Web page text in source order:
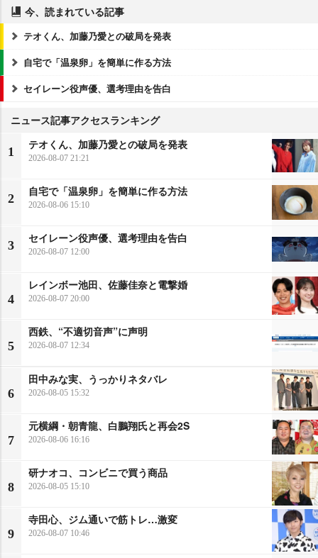
今、読まれている記事
テオくん、加藤乃愛との破局を発表
自宅で「温泉卵」を簡単に作る方法
セイレーン役声優、選考理由を告白
ニュース記事アクセスランキング
1
テオくん、加藤乃愛との破局を発表
2026-08-07 21:21
2
自宅で「温泉卵」を簡単に作る方法
2026-08-06 15:10
3
セイレーン役声優、選考理由を告白
2026-08-07 12:00
4
レインボー池田、佐藤佳奈と電撃婚
2026-08-07 20:00
5
西鉄、“不適切音声”に声明
2026-08-07 12:34
6
田中みな実、うっかりネタバレ
2026-08-05 15:32
7
元横綱・朝青龍、白鵬翔氏と再会2S
2026-08-06 16:16
8
研ナオコ、コンビニで買う商品
2026-08-05 15:10
9
寺田心、ジム通いで筋トレ…激変
2026-08-07 10:46